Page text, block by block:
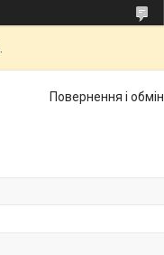
Повернення і обмін